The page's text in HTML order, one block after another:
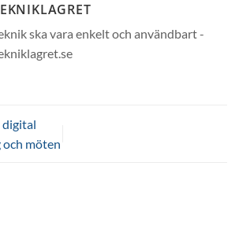
ska vara enkelt och användbart -
digital
möten